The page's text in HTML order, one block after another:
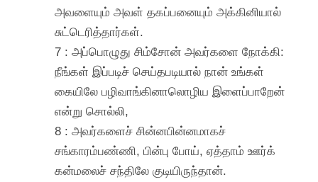
அவளையும் அவள் தகப்பனையும் அக்கினியால்
சுட்டெரித்தார்கள்.
7 : அப்பொழுது சிம்சோன் அவர்களை நோக்கி:
நீங்கள் இப்படிச் செய்தபடியால் நான் உங்கள்
கையிலே பழிவாங்கினாலொழிய இளைப்பாறேன்
என்று சொல்லி,
8 : அவர்களைச் சின்னபின்னமாகச்
சங்காரம்பண்ணி, பின்பு போய், ஏத்தாம் ஊர்க்
கன்மலைச் சந்திலே குடியிருந்தான்.